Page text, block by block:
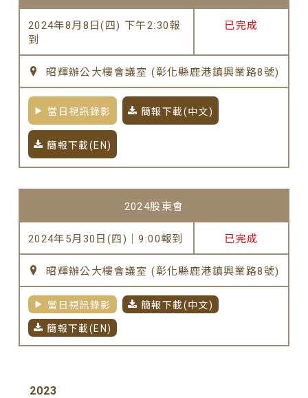
2024年8月8日(四) 下午2:30報
到
已完成
昭輝辦公大樓會議室 (彰化縣鹿港鎮興業路8號)
當日視訊錄影 簡報下載(中文)
簡報下載(EN)
2024股東會
2024年5月30日(四)｜9:00報到 已完成
昭輝辦公大樓會議室 (彰化縣鹿港鎮興業路8號)
當日視訊錄影 簡報下載(中文)
簡報下載(EN)
2023